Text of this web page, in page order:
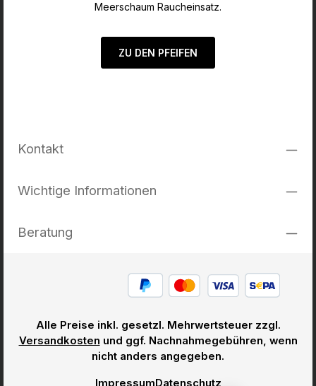
Meerschaum Raucheinsatz.
ZU DEN PFEIFEN
Kontakt
Wichtige Informationen
Beratung
Alle Preise inkl. gesetzl. Mehrwertsteuer zzgl.
Versandkosten und ggf. Nachnahmegebühren, wenn
nicht anders angegeben.
Impressum Datenschutz